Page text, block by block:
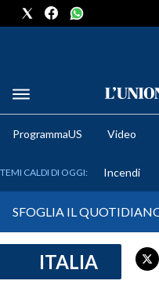
METEO
CRONACA SARDEGNA
ProgrammaUS Video
TEMI CALDI DI OGGI: Incendi
SFOGLIA IL
ITALIA